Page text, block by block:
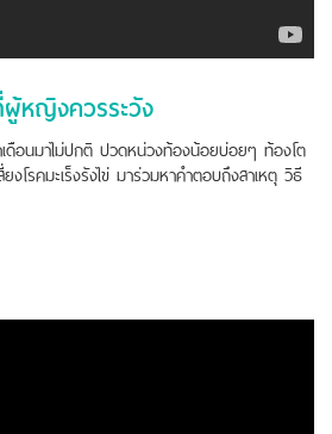
ผู้หญิงควรระวัง
เดือนมาไม่ปกติ ปวดหน่วงท้องน้อยบ่อยๆ ท้องโต
โรคมะเร็งรังไข่ มาร่วมหาคำตอบถึงสาเหตุ วิธี